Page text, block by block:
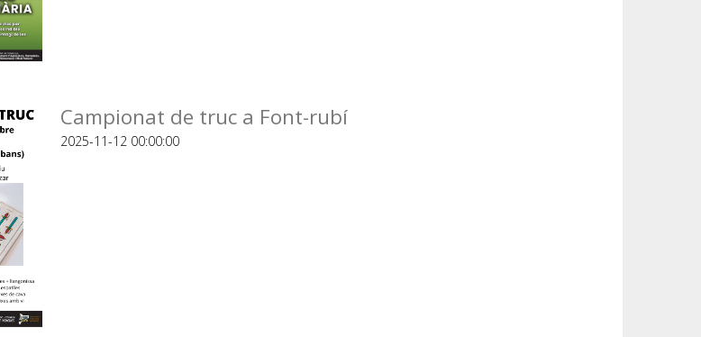
Campionat de truc a Font-rubí
2025-11-12 00:00:00